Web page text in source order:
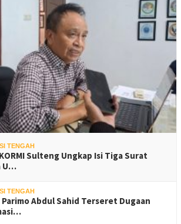
TENGAH
Sulteng Ungkap Isi Tiga Surat
U…
TENGAH
Parimo Abdul Sahid Terseret Dugaan